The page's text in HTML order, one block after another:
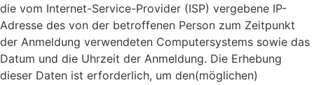
die vom Internet-Service-Provider (ISP) vergebene IP-
Adresse des von der betroffenen Person zum Zeitpunkt
der Anmeldung verwendeten Computersystems sowie das
Datum und die Uhrzeit der Anmeldung. Die Erhebung
dieser Daten ist erforderlich, um den(möglichen)